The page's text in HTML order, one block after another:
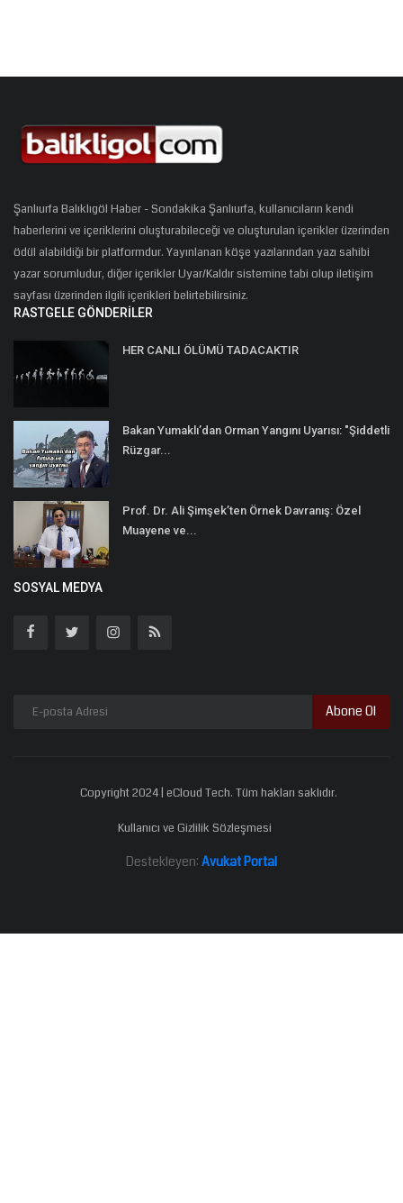
Şanlıurfa Balıklıgöl Haber - Sondakika Şanlıurfa, kullanıcıların kendi
haberlerini ve içeriklerini oluşturabileceği ve oluşturulan içerikler üzerinden
ödül alabildiği bir platformdur. Yayınlanan köşe yazılarından yazı sahibi
yazar sorumludur, diğer içerikler Uyar/Kaldır sistemine tabi olup iletişim
sayfası üzerinden ilgili içerikleri belirtebilirsiniz.
RASTGELE GÖNDERILER
HER CANLI ÖLÜMÜ TADACAKTIR
Bakan Yumaklı’dan Orman Yangını Uyarısı: "Şiddetli
Rüzgar...
Prof. Dr. Ali Şimşek’ten Örnek Davranış: Özel
Muayene ve...
SOSYAL MEDYA
Abone Ol
Copyright 2024 | eCloud Tech. Tüm hakları saklıdır.
Kullanıcı ve Gizlilik Sözleşmesi
Destekleyen: Avukat Portal